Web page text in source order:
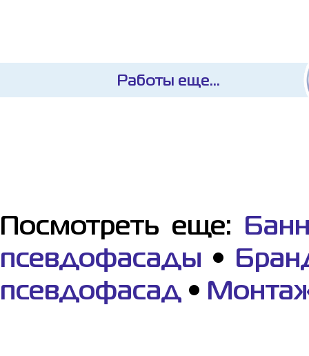
Работы еще...
Посмотреть еще:
псевдофасады •
псевдофасад •